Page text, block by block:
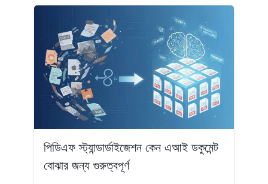
পিডিএফ স্ট্যান্ডার্ডাইজেশন কেন এআই ডকুমেন্ট
বোঝার জন্য গুরুত্বপূর্ণ